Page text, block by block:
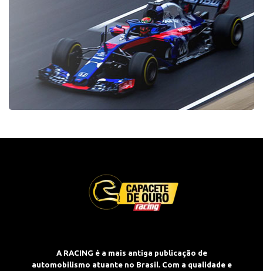
A RACING é a mais antiga publicação de
automobilismo atuante no Brasil. Com a qualidade e